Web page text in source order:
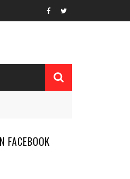
FACEBOOK